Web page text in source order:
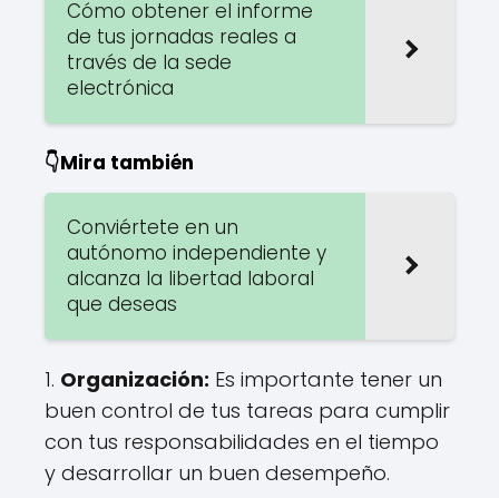
Cómo obtener el informe
de tus jornadas reales a
través de la sede
electrónica
👇Mira también
Conviértete en un
autónomo independiente y
alcanza la libertad laboral
que deseas
1. Organización: Es importante tener un
buen control de tus tareas para cumplir
con tus responsabilidades en el tiempo
y desarrollar un buen desempeño.